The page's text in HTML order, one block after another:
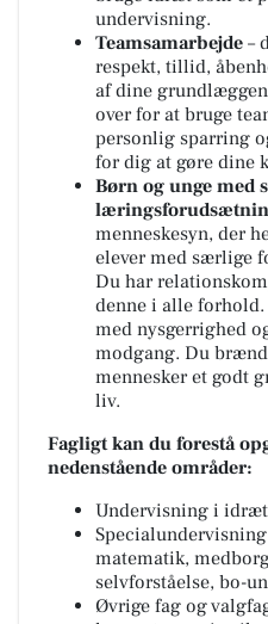
undervisning.
Teamsamarbejde –
respekt, tillid,
af dine
over for at bruge
personlig sparring
for dig at gøre dine
Børn og unge med
menneskesyn, der
elever med særlige
Du har
denne i alle forhold.
med nysgerrighed
modgang. Du
mennesker et godt
liv.
Fagligt kan du forestå
nedenstående områder:
Undervisning i
matematik,
selvforståelse, bo-
Øvrige fag og